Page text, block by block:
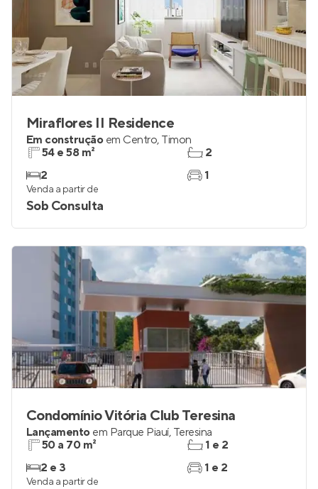
Miraflores II Residence
Em construção em Centro, Timon
54 e 58 m²
2
2
1
Venda a partir de
Sob Consulta
Condomínio Vitória Club Teresina
Lançamento em Parque Piauí, Teresina
50 a 70 m²
2 e 3
1 e 2
1 e 2
Venda a partir de